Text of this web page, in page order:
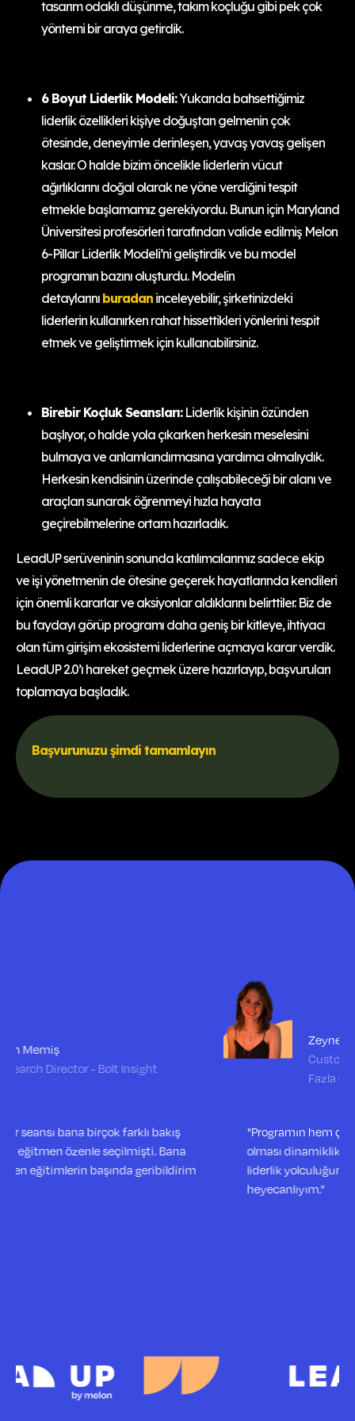
tasarım odaklı düşünme, takım koçluğu gibi pek çok
yöntemi bir araya getirdik.
6 Boyut Liderlik Modeli:Yukarıda bahsettiğimiz
liderlik özellikleri kişiye doğuştan gelmenin çok
ötesinde, deneyimle derinleşen, yavaş yavaş gelişen
kaslar. O halde bizim öncelikle liderlerin vücut
ağırlıklarını doğal olarak ne yöne verdiğini tespit
etmekle başlamamız gerekiyordu. Bunun için Maryland
Üniversitesi profesörleri tarafından valide edilmiş Melon
6-Pillar Liderlik Modeli’ni geliştirdik ve bu model
programın bazını oluşturdu. Modelin
detaylarını buradan inceleyebilir, şirketinizdeki
liderlerin kullanırken rahat hissettikleri yönlerini tespit
etmek ve geliştirmek için kullanabilirsiniz.
Birebir Koçluk Seansları:Liderlik kişinin özünden
başlıyor, o halde yola çıkarken herkesin meselesini
bulmaya ve anlamlandırmasına yardımcı olmalıydık.
Herkesin kendisinin üzerinde çalışabileceği bir alanı ve
araçları sunarak öğrenmeyi hızla hayata
geçirebilmelerine ortam hazırladık.
LeadUP serüveninin sonunda katılımcılarımız sadece ekip
ve işi yönetmenin de ötesine geçerek hayatlarında kendileri
için önemli kararlar ve aksiyonlar aldıklarını belirttiler. Biz de
bu faydayı görüp programı daha geniş bir kitleye, ihtiyacı
olan tüm girişim ekosistemi liderlerine açmaya karar verdik.
LeadUP 2.0’ı hareket geçmek üzere hazırlayıp, başvuruları
toplamaya başladık.
Başvurunuzu şimdi tamamlayın
Customer Development Asst. Manager -
Fazla Gıda
"Programın hem çok öğretici hem de çok keyifli
olması dinamiklik getirdi. Burda öğrendiklerimi
liderlik yolculuğumda uygulamak için